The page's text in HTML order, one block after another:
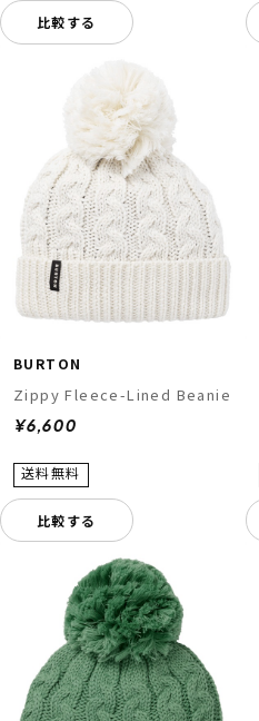
比較する
BURTON
Zippy Fleece-Lined Beanie
¥6,600
比較する